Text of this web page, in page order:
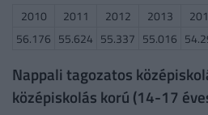
2010 2011 2012 2013
56.176 55.624 55.337 55.016
Nappali tagozatos
középiskolás korú (14-17